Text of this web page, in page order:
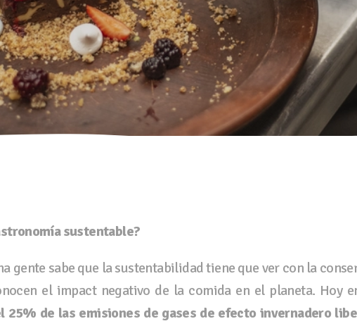
sustentable?
gente sabe que la sustentabilidad tiene que ver con la
el impact negativo de la comida en el planeta. Hoy
25% de las emisiones de gases de efecto invernadero